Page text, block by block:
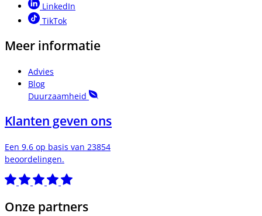
LinkedIn
TikTok
Meer informatie
Advies
Blog
Duurzaamheid
Klanten geven ons
Een 9.6 op basis van 23854
beoordelingen.
Onze partners